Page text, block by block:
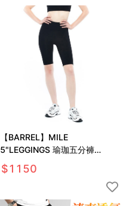
【BARREL】MILE
5"LEGGINGS 瑜珈五分褲
#BLACK
$1150